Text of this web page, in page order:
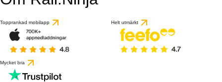
Topprankad mobilapp Helt utmärkt
Mycket bra